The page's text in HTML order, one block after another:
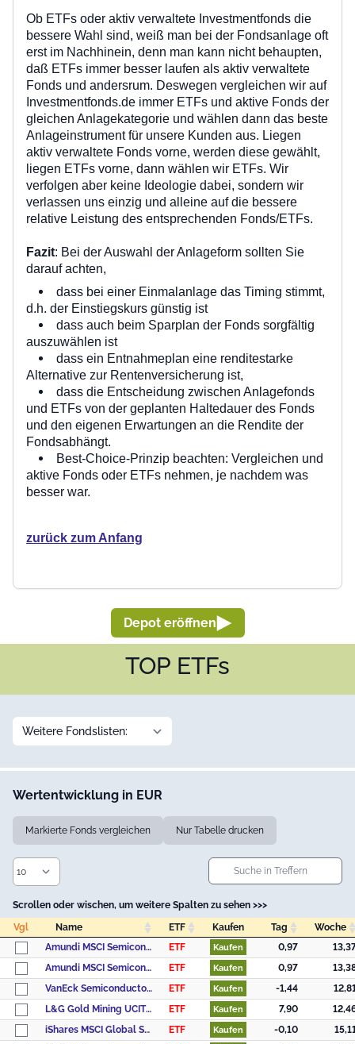
Ob ETFs oder aktiv verwaltete Investmentfonds die
bessere Wahl sind, weiß man bei der Fondsanlage oft
erst im Nachhinein, denn man kann nicht behaupten,
daß ETFs immer besser laufen als aktiv verwaltete
Fonds und andersrum. Deswegen vergleichen wir auf
Investmentfonds.de immer ETFs und aktive Fonds der
gleichen Anlagekategorie und wählen dann das beste
Anlageinstrument für unsere Kunden aus. Liegen
aktiv verwaltete Fonds vorne, werden diese gewählt,
liegen ETFs vorne, dann wählen wir ETFs. Wir
verfolgen aber keine Ideologie dabei, sondern wir
verlassen uns einzig und alleine auf die bessere
relative Leistung des entsprechenden Fonds/ETFs.
Fazit: Bei der Auswahl der Anlageform sollten Sie
darauf achten,
dass bei einer Einmalanlage das Timing stimmt,
d.h. der Einstiegskurs günstig ist
dass auch beim Sparplan der Fonds sorgfältig
auszuwählen ist
dass ein Entnahmeplan eine renditestarke
Alternative zur Rentenversicherung ist,
dass die Entscheidung zwischen Anlagefonds
und ETFs von der geplanten Haltedauer des Fonds
und den eigenen Erwartungen an die Rendite der
Fondsabhängt.
Best-Choice-Prinzip beachten: Vergleichen und
aktive Fonds oder ETFs nehmen, je nachdem was
besser war.
zurück zum Anfang
Depot eröffnen
TOP ETFs
Wertentwicklung in EUR
Markierte Fonds vergleichen Nur Tabelle drucken
Scrollen oder wischen, um weitere Spalten zu sehen >>>
Vgl
Name ETF Kaufen Tag
Woche
Vgl
Name ETF Kaufen Tag Woche
Amundi MSCI Semiconductors UCITS ETF Acc ETF Kaufen 0,97
Amundi MSCI Semiconductors UCITS ETF Dist
ETF Kaufen 0,97
VanEck Semiconductor UCITS ETF USD A
ETF Kaufen -1,44
L&G Gold Mining UCITS ETF USD Accumulating ETF
ETF Kaufen 7,90
iShares MSCI Global Semiconductors UCITS ETF USD (Acc)
ETF Kaufen -0,10